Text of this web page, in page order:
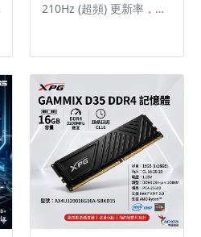
210Hz (超頻) 更新率，專
術帶來 0.3ms (GTG) 反應
時間 (最小值)，以高畫面
播放速率提供清晰的遊戲
視覺效果 ASUS Extreme
Low Motion Blur Sync
(ELMB Sync) 技術可讓
ELMB 與可變更新率技術
同時運作，以消除殘影及
破圖的情形，並提供清晰
的遊戲視覺效果
DisplayWidget Center